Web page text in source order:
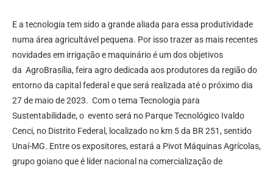
E a tecnologia tem sido a grande aliada para essa produtividade
numa área agricultável pequena. Por isso trazer as mais recentes
novidades em irrigação e maquinário é um dos objetivos
da AgroBrasília, feira agro dedicada aos produtores da região do
entorno da capital federal e que será realizada até o próximo dia
27 de maio de 2023. Com o tema Tecnologia para
Sustentabilidade, o evento será no Parque Tecnológico Ivaldo
Cenci, no Distrito Federal, localizado no km 5 da BR 251, sentido
Unaí-MG. Entre os expositores, estará a Pivot Máquinas Agrícolas,
grupo goiano que é líder nacional na comercialização de